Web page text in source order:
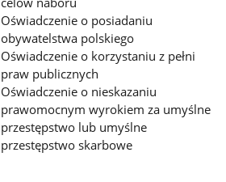
Oświadczenie o posiadaniu
obywatelstwa polskiego
Oświadczenie o korzystaniu z pełni
praw publicznych
Oświadczenie o nieskazaniu
prawomocnym wyrokiem za umyślne
przestępstwo lub umyślne
przestępstwo skarbowe